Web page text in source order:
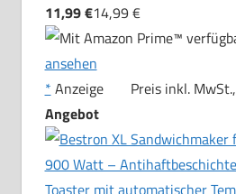
11,99 €14,99 €
ansehen
* Anzeige
Preis inkl.
Angebot